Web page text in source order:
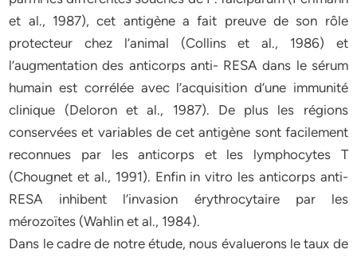
et al., 1987), cet antigène a fait preuve de son rôle
protecteur chez l’animal (Collins et al., 1986) et
l’augmentation des anticorps anti- RESA dans le sérum
humain est corrélée avec l’acquisition d’une immunité
clinique (Deloron et al., 1987). De plus les régions
conservées et variables de cet antigène sont facilement
reconnues par les anticorps et les lymphocytes T
(Chougnet et al., 1991). Enfin in vitro les anticorps anti-
RESA inhibent l’invasion érythrocytaire par les
mérozoïtes (Wahlin et al., 1984).
Dans le cadre de notre étude, nous évaluerons le taux de